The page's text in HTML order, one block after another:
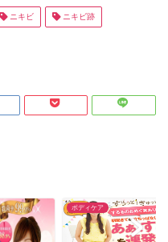
ニキビ ニキビ跡
ボディケア